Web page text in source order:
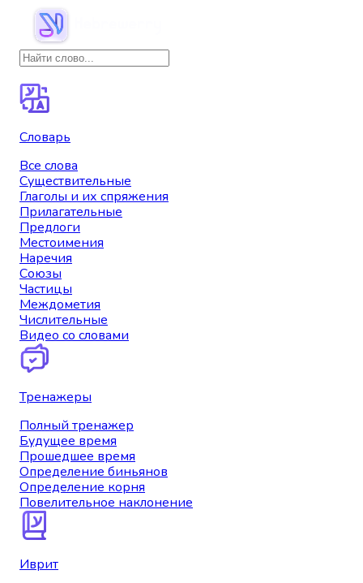
Словарь
Все слова
Существительные
Глаголы и их спряжения
Прилагательные
Предлоги
Местоимения
Наречия
Союзы
Частицы
Междометия
Числительные
Видео со словами
Тренажеры
Полный тренажер
Будущее время
Прошедшее время
Определение биньянов
Определение корня
Повелительное наклонение
Иврит